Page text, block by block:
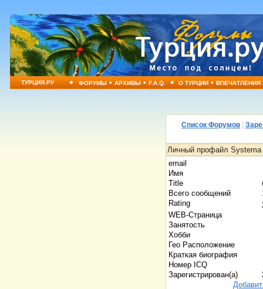
ТУРЦИЯ.РУ • ФОРУМЫ•АРХИВЫ•F.A.Q. • О ТУРЦИИ•ВПЕЧАТЛЕНИЯ
Список Форумов
Личный профайл Systema
email
Имя
Title
Всего сообщений
Rating
WEB-Страница
Занятость
Хобби
Гео Расположение
Краткая биография
Номер ICQ
Зарегистрирован(а)